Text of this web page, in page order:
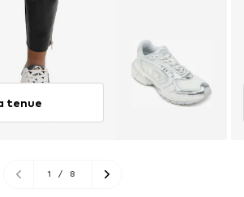
tenue
1 / 8